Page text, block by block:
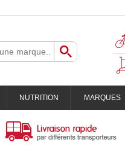
NUTRITION MARQUES